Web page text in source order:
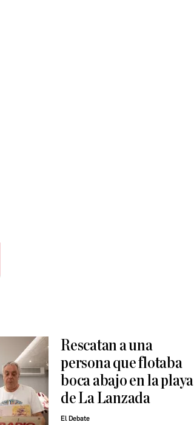
Rescatan a una
persona que flotaba
boca abajo en la playa
de La Lanzada
El Debate